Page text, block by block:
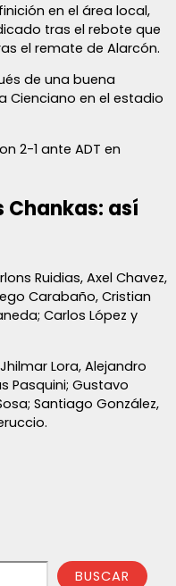
en el área local,
tras el rebote que
el remate de Alarcón.
de una buena
Cienciano en el estadio
2-1 ante ADT en
Chankas: así
Ruidias, Axel Chavez,
Carabaño, Cristian
Carlos López y
Lora, Alejandro
Pasquini; Gustavo
Santiago González,
BUSCAR